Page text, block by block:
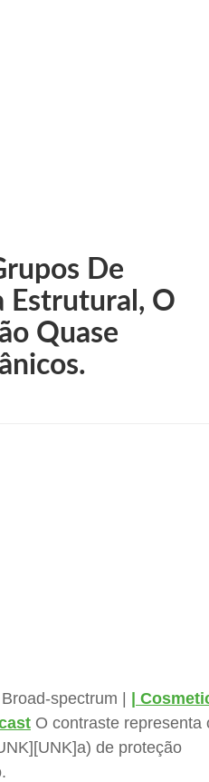
De
Estrutural, O
Quase
spectrum | |
O contraste representa
de proteção